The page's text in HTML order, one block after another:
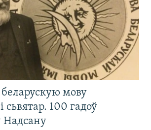
мову
сьвятар. 100 гадоў
Надсану